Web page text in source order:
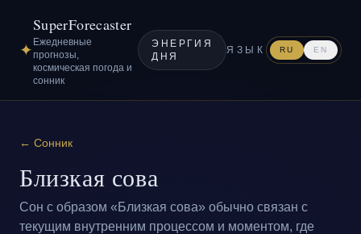
✦
SuperForecaster
Ежедневные
прогнозы,
космическая погода и
сонник
ЭНЕРГИЯ
ДНЯ
ЯЗЫК RU EN
← Сонник
Близкая сова
Сон с образом «Близкая сова» обычно связан с
текущим внутренним процессом и моментом, где